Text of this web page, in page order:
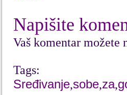
Napišite
Vaš komentar možete
Tags:
Sređivanje,sobe,za,